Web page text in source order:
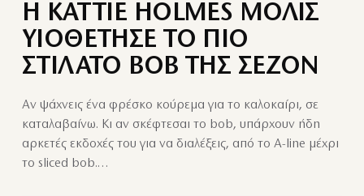
Η KATTIE HOLMES ΜΟΛΙΣ
ΥΙΟΘΕΤΗΣΕ ΤΟ ΠΙΟ
ΣΤΙΛΑΤΟ BOB ΤΗΣ ΣΕΖΟΝ
Αν ψάχνεις ένα φρέσκο κούρεμα για το καλοκαίρι, σε
καταλαβαίνω. Κι αν σκέφτεσαι το bob, υπάρχουν ήδη
αρκετές εκδοχές του για να διαλέξεις, από το A-line μέχρι
το sliced bob.…